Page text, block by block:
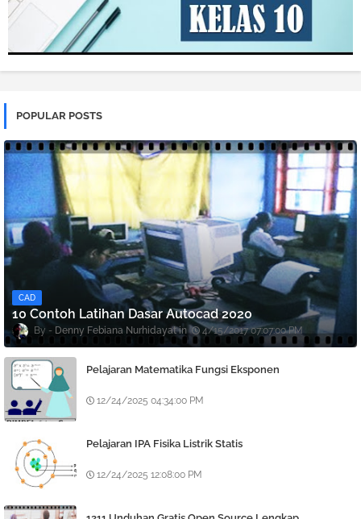
POPULAR POSTS
CAD
10 Contoh Latihan Dasar Autocad 2020
Denny Febiana Nurhidayat 4/15/2017 07:07:00 PM
Pelajaran Matematika Fungsi Eksponen
12/24/2025 04:34:00 PM
Pelajaran IPA Fisika Listrik Statis
12/24/2025 12:08:00 PM